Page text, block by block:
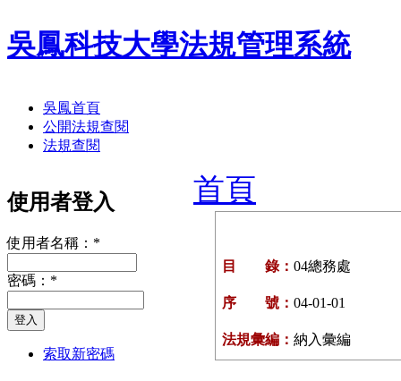
吳鳳科技大學法規管理系統
吳鳳首頁
公開法規查閱
法規查閱
使用者登入
使用者名稱： *
密碼： *
索取新密碼
首頁
目 錄： 04總務處
序 號： 04-01-01
法規彙編： 納入彙編